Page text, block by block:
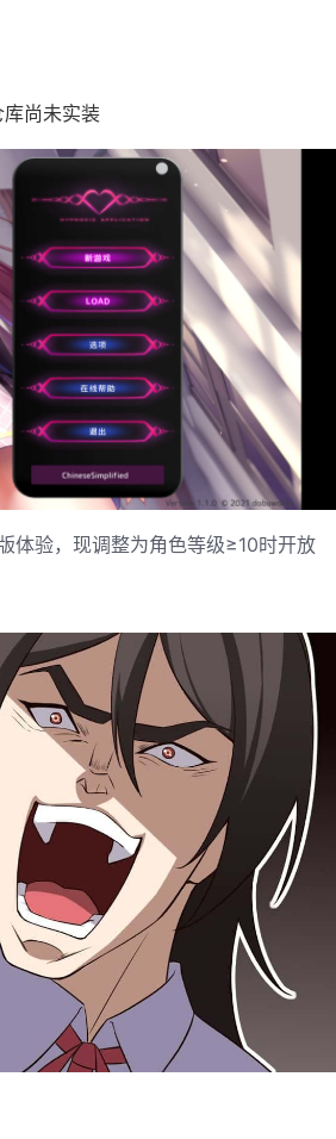
尚未实装
体验，现调整为角色等级≥10时开放